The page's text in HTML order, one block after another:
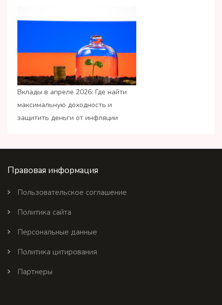
Вклады в апреле 2026: Где найти
максимальную доходность и
защитить деньги от инфляции
Правовая информация
Пользовательское соглашение
Политика сайта
Персональные данные
Политика цитирования
Партнеры